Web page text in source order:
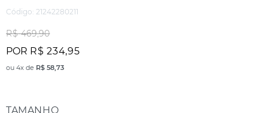
Código: 21242280211
R$ 469,90
POR R$ 234,95
ou 4x de R$ 58,73
TAMANHO